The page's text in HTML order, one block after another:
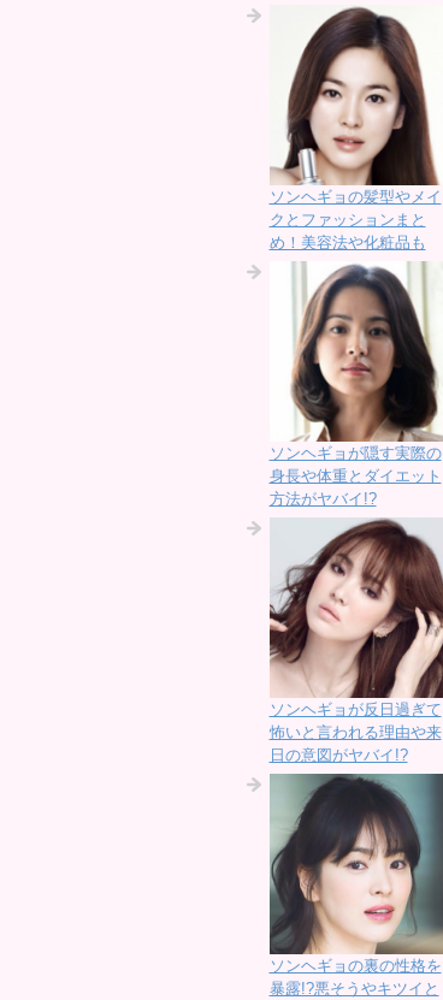
ソンヘギョの髪型やメイ
クとファッションまと
め！美容法や化粧品も
ソンヘギョが隠す実際の
身長や体重とダイエット
方法がヤバイ!?
ソンヘギョが反日過ぎて
怖いと言われる理由や来
日の意図がヤバイ!?
ソンヘギョの裏の性格を
暴露!?悪そうやキツイと